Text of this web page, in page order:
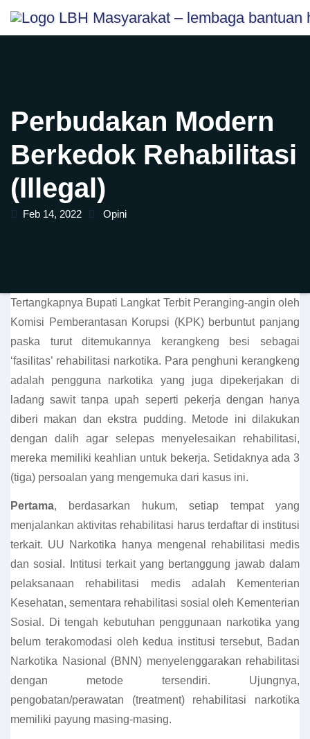
content
Skip
Perbudakan Modern
Berkedok Rehabilitasi
(Illegal)
Feb 14, 2022 Opini
Tertangkapnya Bupati Langkat Terbit Peranging-angin oleh
Komisi Pemberantasan Korupsi (KPK) berbuntut panjang
paska turut ditemukannya kerangkeng besi sebagai
‘fasilitas’ rehabilitasi narkotika. Para penghuni kerangkeng
adalah pengguna narkotika yang juga dipekerjakan di
ladang sawit tanpa upah seperti pekerja dengan hanya
diberi makan dan ekstra pudding. Metode ini dilakukan
dengan dalih agar selepas menyelesaikan rehabilitasi,
mereka memiliki keahlian untuk bekerja. Setidaknya ada 3
(tiga) persoalan yang mengemuka dari kasus ini.
Pertama, berdasarkan hukum, setiap tempat yang
menjalankan aktivitas rehabilitasi harus terdaftar di institusi
terkait. UU Narkotika hanya mengenal rehabilitasi medis
dan sosial. Intitusi terkait yang bertanggung jawab dalam
pelaksanaan rehabilitasi medis adalah Kementerian
Kesehatan, sementara rehabilitasi sosial oleh Kementerian
Sosial. Di tengah kebutuhan penggunaan narkotika yang
belum terakomodasi oleh kedua institusi tersebut, Badan
Narkotika Nasional (BNN) menyelenggarakan rehabilitasi
dengan metode tersendiri. Ujungnya,
pengobatan/perawatan (treatment) rehabilitasi narkotika
memiliki payung masing-masing.